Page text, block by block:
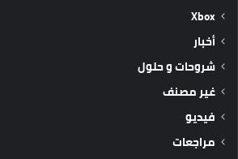
Xbox
أخبار
شروحات و حلول
غير مصنف
فيديو
مراجعات